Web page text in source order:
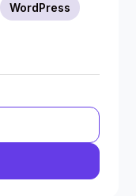
WordPress